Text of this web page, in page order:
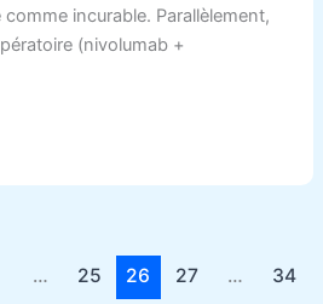
incurable. Parallèlement,
(nivolumab +
… 25 26 27 …
34